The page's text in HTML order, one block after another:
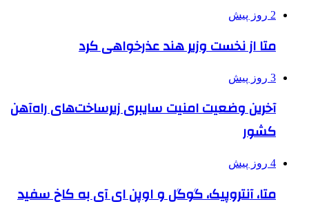
2 روز پیش
متا از نخست وزیر هند عذرخواهی کرد
3 روز پیش
آخرین وضعیت امنیت سایبری زیرساخت‌های راه‌آهن
کشور
4 روز پیش
متا، آنتروپیک، گوگل و اوپن ای آی به کاخ سفید